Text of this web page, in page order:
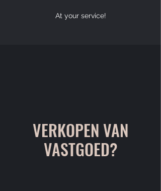
At your service!
VERKOPEN VAN
VASTGOED?